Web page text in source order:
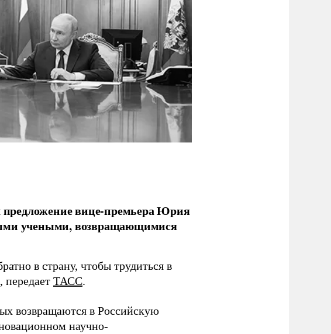
вице-премьера Юрия
учеными, возвращающимися
в страну, чтобы трудиться в
передает ТАСС.
возвращаются в Российскую
научно-